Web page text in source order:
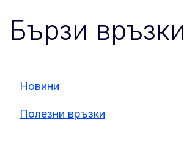
Бързи връзки
Новини
Полезни връзки